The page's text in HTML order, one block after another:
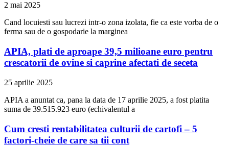
2 mai 2025
Cand locuiesti sau lucrezi intr-o zona izolata, fie ca este vorba de o
ferma sau de o gospodarie la marginea
APIA, plati de aproape 39,5 milioane euro pentru
crescatorii de ovine si caprine afectati de seceta
25 aprilie 2025
APIA a anuntat ca, pana la data de 17 aprilie 2025, a fost platita
suma de 39.515.923 euro (echivalentul a
Cum cresti rentabilitatea culturii de cartofi – 5
factori-cheie de care sa tii cont